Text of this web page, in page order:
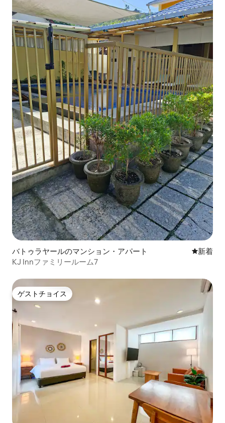
バトゥラヤールのマンション・アパート 新しい宿
新着
KJ Innファミリールーム7
ゲストチョイス
ゲストチョイス